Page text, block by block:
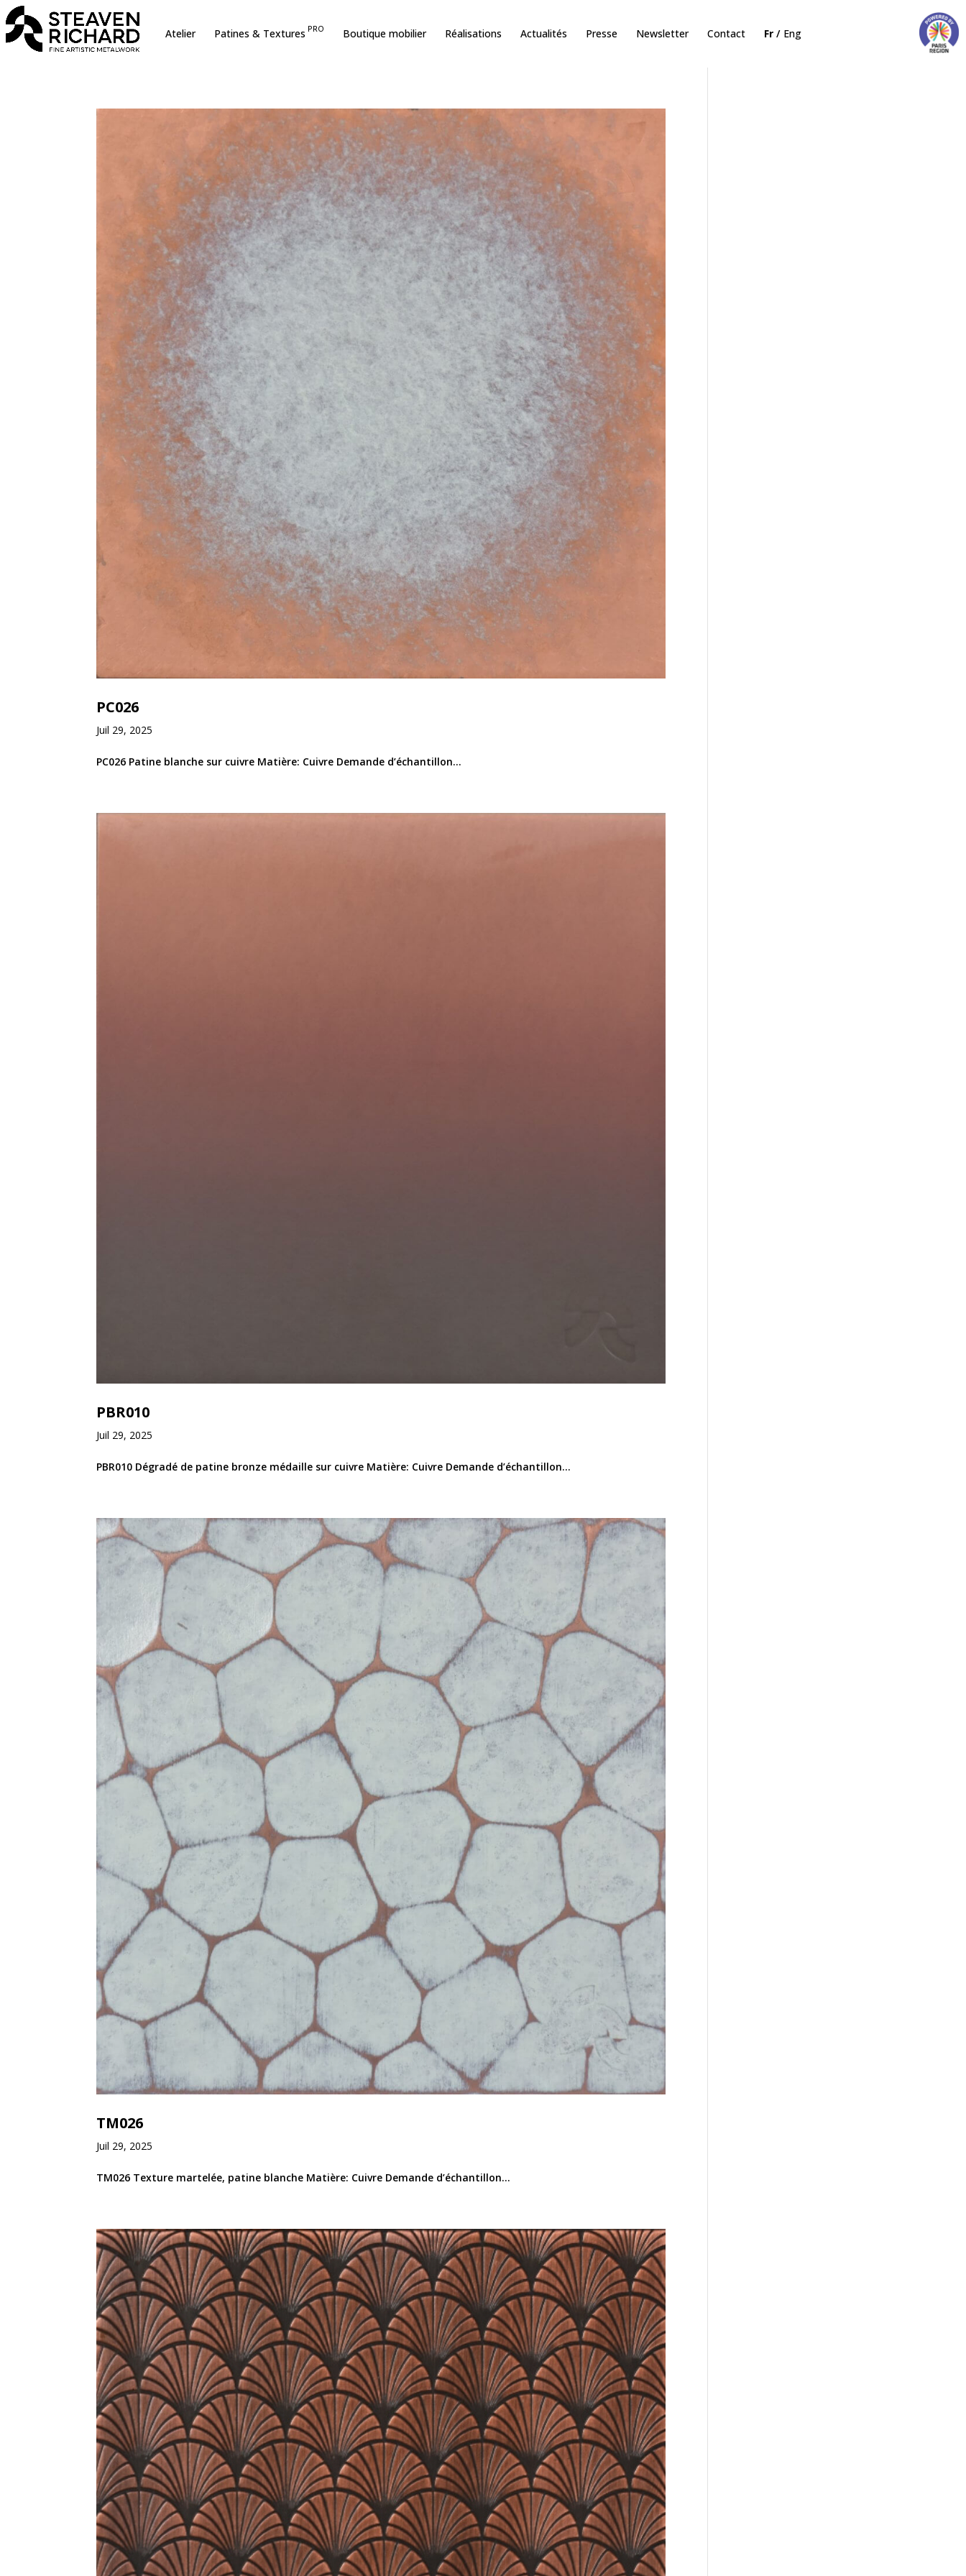
Atelier Patines & Textures PRO Boutique mobilier Réalisations Actualités Presse Newsletter Contact Fr Eng
sur le site
PC026
Juil 29, 2025
PC026 Patine blanche sur cuivre Matière: Cuivre Demande d’échantillon...
PBR010
Juil 29, 2025
PBR010 Dégradé de patine bronze médaille sur cuivre Matière: Cuivre Demande d’échantillon...
TM026
Juil 29, 2025
TM026 Texture martelée, patine blanche Matière: Cuivre Demande d’échantillon...